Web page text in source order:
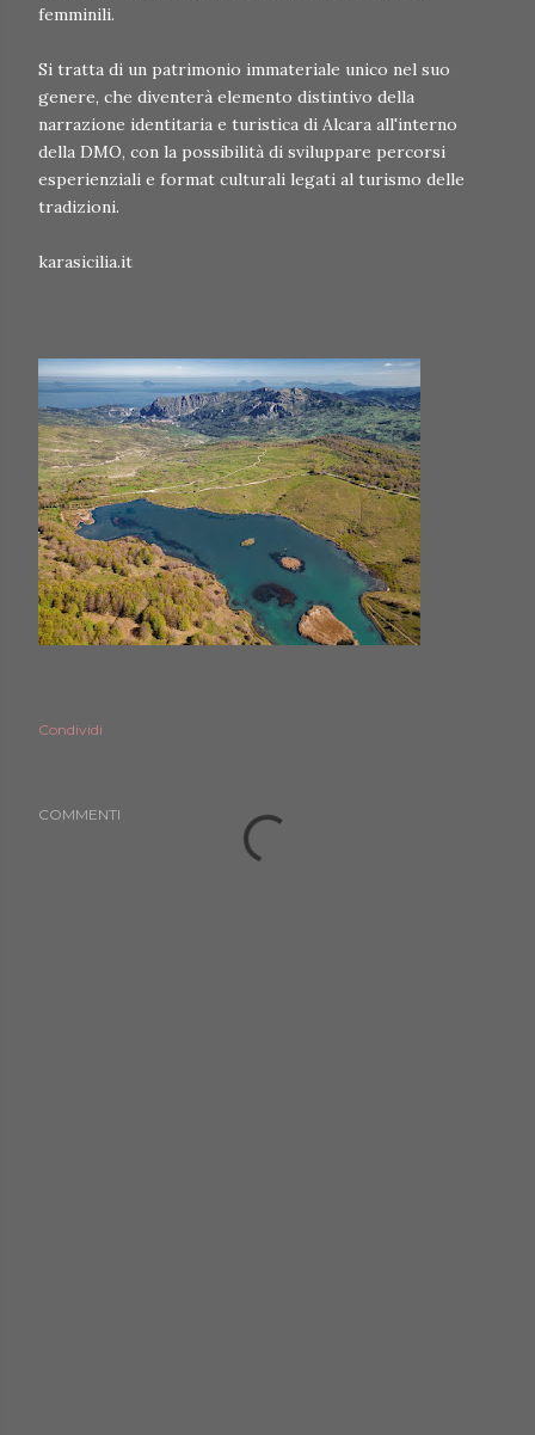
femminili.
Si tratta di un patrimonio immateriale unico nel suo
genere, che diventerà elemento distintivo della
narrazione identitaria e turistica di Alcara all'interno
della DMO, con la possibilità di sviluppare percorsi
esperienziali e format culturali legati al turismo delle
tradizioni.
karasicilia.it
Condividi
COMMENTI